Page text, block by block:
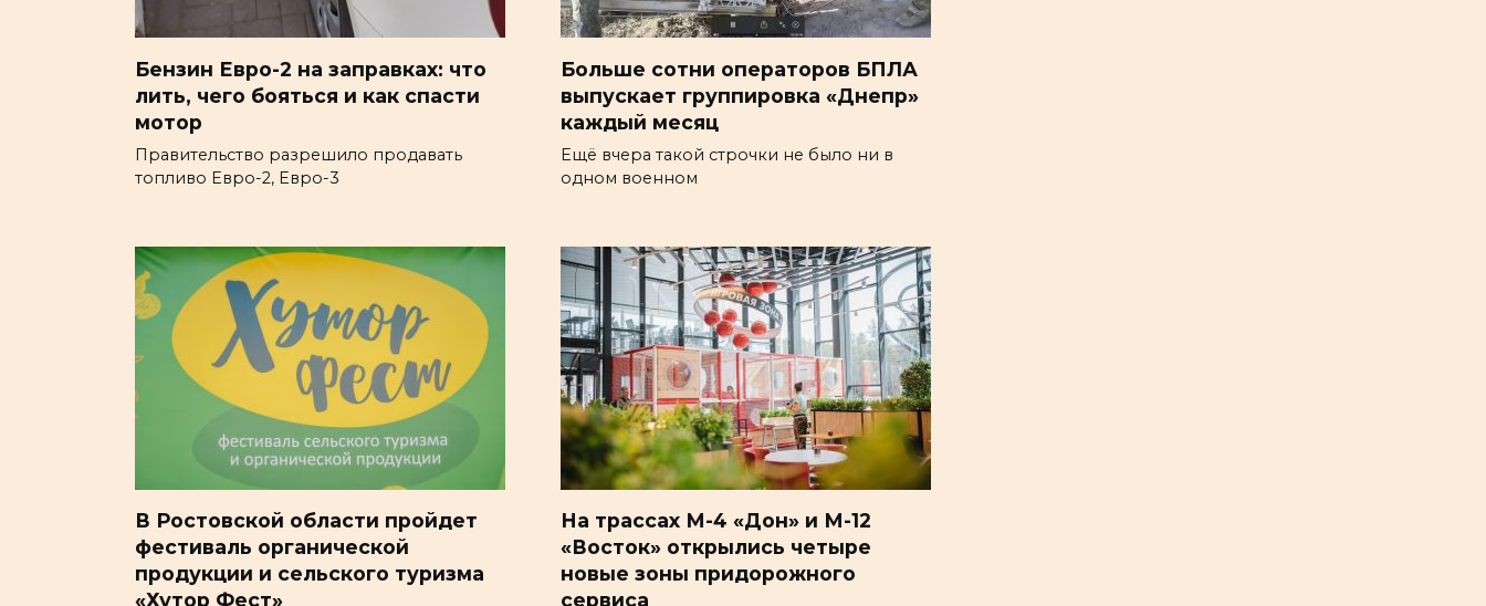
Бензин Евро-2 на заправках: что
лить, чего бояться и как спасти
мотор
Правительство разрешило продавать
топливо Евро-2, Евро-3
Больше сотни операторов БПЛА
выпускает группировка «Днепр»
каждый месяц
Ещё вчера такой строчки не было ни в
одном военном
В Ростовской области пройдет
фестиваль органической
продукции и сельского туризма
«Хутор Фест»
На трассах М-4 «Дон» и М-12
«Восток» открылись четыре
новые зоны придорожного
сервиса